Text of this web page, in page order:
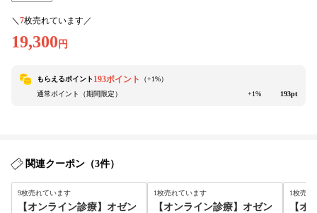
＼ 7枚売れています／
19,300 円
もらえるポイント 193ポイント （+1%）
通常ポイント（期間限定）
+1% 193pt
関連クーポン（3件）
9枚売れています
【オンライン診療】オゼン
1枚売れています
【オンライン診療】オゼン
1枚売れ
【オ